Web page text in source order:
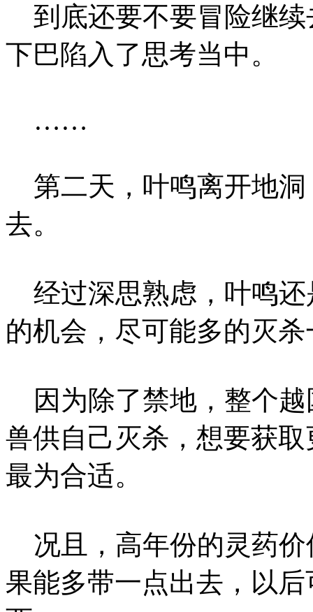
到底还要不要冒险继续
下巴陷入了思考当中。
……
第二天，叶鸣离开地洞
去。
经过深思熟虑，叶鸣还
的机会，尽可能多的灭
因为除了禁地，整个越
兽供自己灭杀，想要获
最为合适。
况且，高年份的灵药价
果能多带一点出去，以